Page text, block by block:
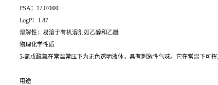
PSA：17.07000
LogP：1.87
溶解性：易溶于有机溶剂如乙醇和乙醚
物理化学性质
5-氯戊酰氯在常温常压下为无色透明液体，具有刺激性气味。它在常温下可
用途